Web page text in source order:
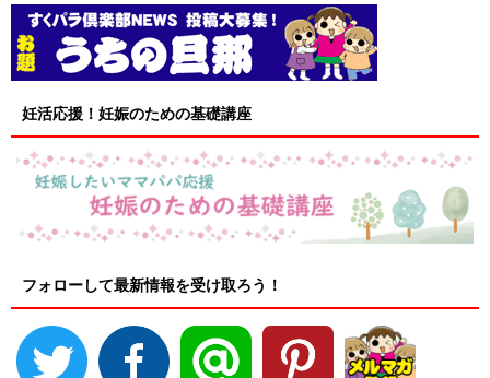
妊活応援！妊娠のための基礎講座
フォローして最新情報を受け取ろう！